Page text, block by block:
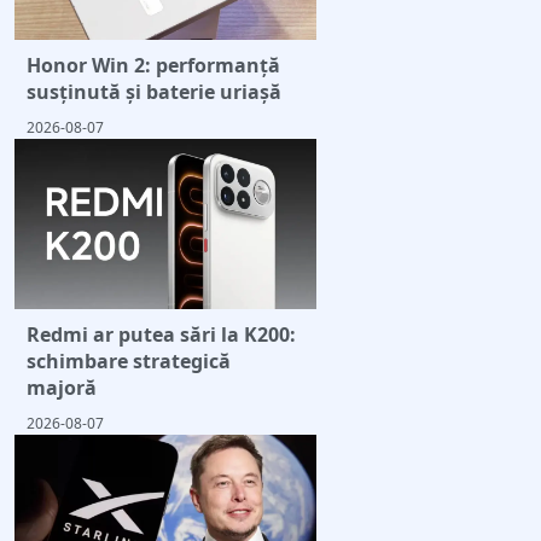
Honor Win 2: performanță
susținută și baterie uriașă
2026-08-07
Redmi ar putea sări la K200:
schimbare strategică
majoră
2026-08-07